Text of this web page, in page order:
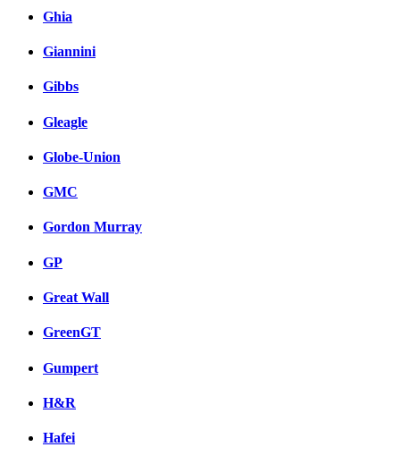
Ghia
Giannini
Gibbs
Gleagle
Globe-Union
GMC
Gordon Murray
GP
Great Wall
GreenGT
Gumpert
H&R
Hafei